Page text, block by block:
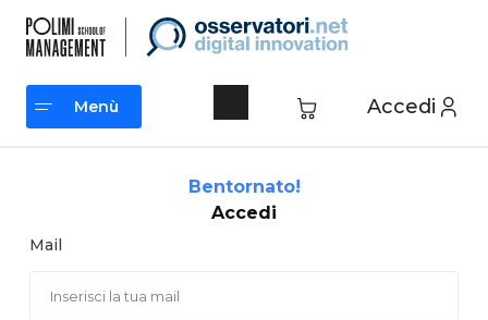
contenuto
Accedi
Menù
Bentornato!
Accedi
Mail